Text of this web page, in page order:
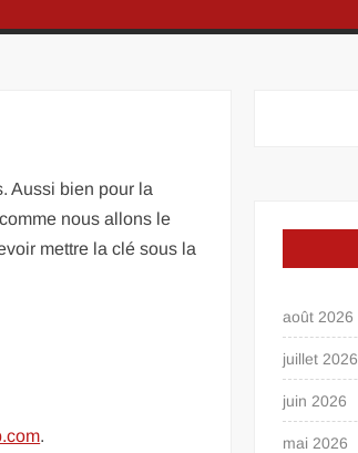
Aussi bien pour la
nous allons le
mettre la clé sous la
.
août 2026
juillet 2026
juin 2026
mai 2026